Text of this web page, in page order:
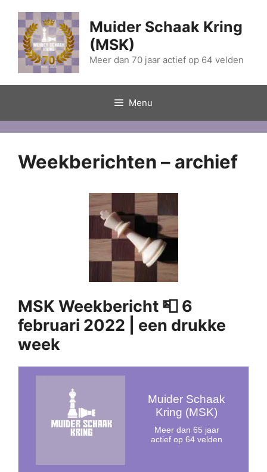
naar
inhoud
Muider Schaak Kring
(MSK)
Meer dan 70 jaar actief op 64 velden
Menu
Weekberichten – archief
MSK Weekbericht 📮 6
februari 2022 | een drukke
week